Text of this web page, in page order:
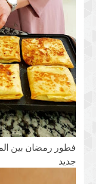
فطور رمضان بين
جديد